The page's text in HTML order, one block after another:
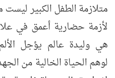
متلازمة الطفل الكبير
لأزمة حضارية أعمق في
هي وليدة عالم يؤجل
لوهم الحياة الخالية من